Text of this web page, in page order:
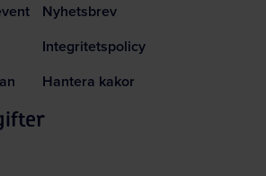
Nyhetsbrev
Integritetspolicy
Hantera kakor